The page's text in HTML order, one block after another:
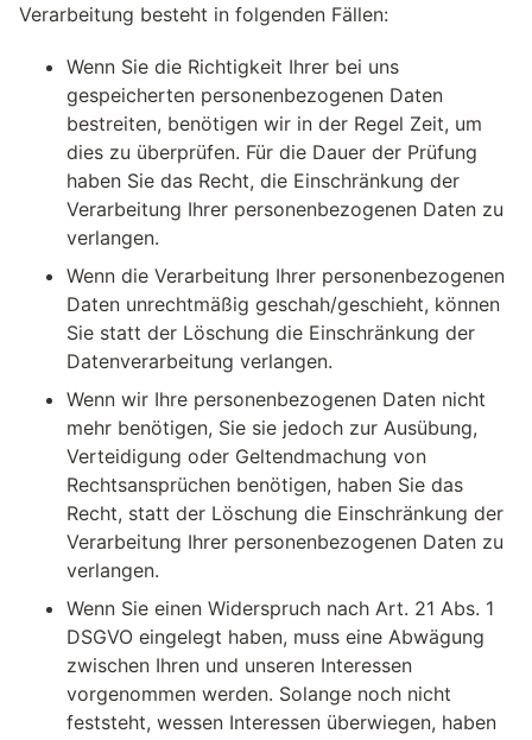
Verarbeitung besteht in folgenden Fällen:
Wenn Sie die Richtigkeit Ihrer bei uns
gespeicherten personenbezogenen Daten
bestreiten, benötigen wir in der Regel Zeit, um
dies zu überprüfen. Für die Dauer der Prüfung
haben Sie das Recht, die Einschränkung der
Verarbeitung Ihrer personenbezogenen Daten zu
verlangen.
Wenn die Verarbeitung Ihrer personenbezogenen
Daten unrechtmäßig geschah/geschieht, können
Sie statt der Löschung die Einschränkung der
Datenverarbeitung verlangen.
Wenn wir Ihre personenbezogenen Daten nicht
mehr benötigen, Sie sie jedoch zur Ausübung,
Verteidigung oder Geltendmachung von
Rechtsansprüchen benötigen, haben Sie das
Recht, statt der Löschung die Einschränkung der
Verarbeitung Ihrer personenbezogenen Daten zu
verlangen.
Wenn Sie einen Widerspruch nach Art. 21 Abs. 1
DSGVO eingelegt haben, muss eine Abwägung
zwischen Ihren und unseren Interessen
vorgenommen werden. Solange noch nicht
feststeht, wessen Interessen überwiegen, haben